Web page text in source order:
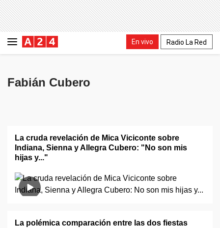
En vivo Radio La Red
Fabián Cubero
La cruda revelación de Mica Viciconte sobre
Indiana, Sienna y Allegra Cubero: "No son mis
hijas y..."
La polémica comparación entre las dos fiestas